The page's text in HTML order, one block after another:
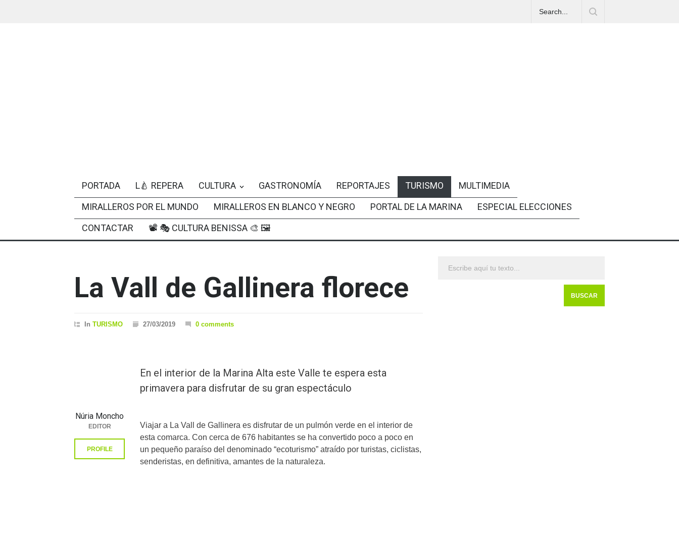
PORTADA L🍐 REPERA CULTURA GASTRONOMÍA REPORTAJES TURISMO
MULTIMEDIA
MIRALLEROS POR EL MUNDO
MIRALLEROS EN BLANCO Y NEGRO PORTAL DE LA MARINA
ESPECIAL ELECCIONES
CONTACTAR
📽 🎭 CULTURA BENISSA 🎨 🖼
La Vall de Gallinera florece
In TURISMO 27/03/2019 0 comments
En el interior de la Marina Alta este Valle te espera esta
primavera para disfrutar de su gran espectáculo
Viajar a La Vall de Gallinera es disfrutar de un pulmón verde en el interior de
esta comarca. Con cerca de 676 habitantes se ha convertido poco a poco en
un pequeño paraíso del denominado “ecoturismo” atraído por turistas, ciclistas,
senderistas, en definitiva, amantes de la naturaleza.
Núria Moncho
EDITOR
PROFILE